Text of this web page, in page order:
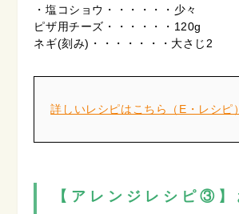
・塩コショウ・・・・・・少々
ピザ用チーズ・・・・・・120g
ネギ(刻み)・・・・・・・大さじ2
詳しいレシピはこちら（E・レシピ）
【アレンジレシピ③】